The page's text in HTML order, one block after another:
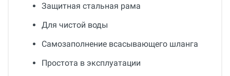
Защитная стальная рама
Для чистой воды
Самозаполнение всасывающего шланга
Простота в эксплуатации